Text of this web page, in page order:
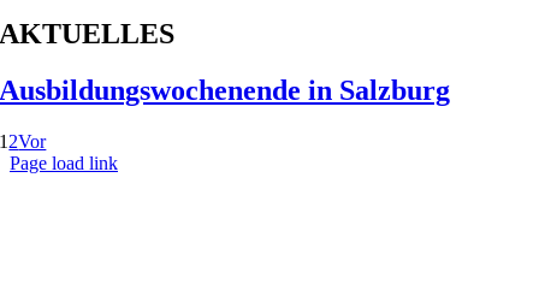
AKTUELLES
Ausbildungswochenende in Salzburg
1 2Vor
Page load link